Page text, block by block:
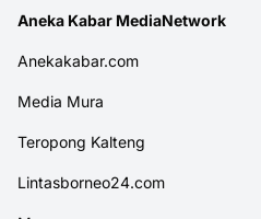
Aneka Kabar MediaNetwork
Anekakabar.com
Media Mura
Teropong Kalteng
Lintasborneo24.com